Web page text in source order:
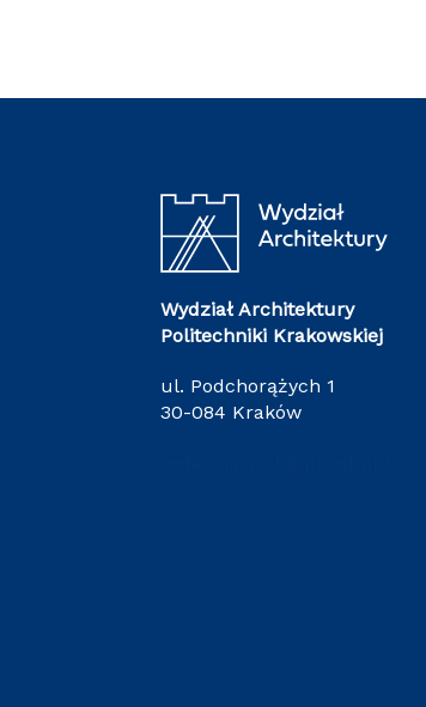
Wydział Architektury
Politechniki Krakowskiej
ul. Podchorążych 1
30-084 Kraków